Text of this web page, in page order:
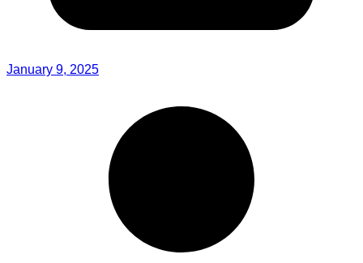
January 9, 2025